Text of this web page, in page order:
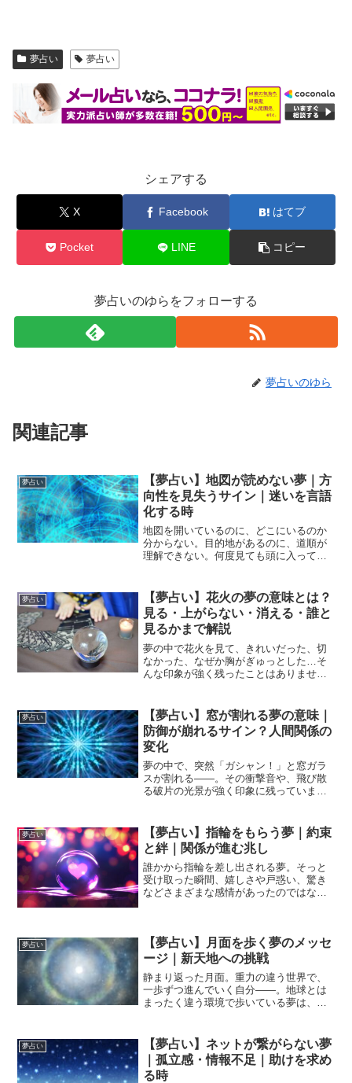
夢占い 夢占い
シェアする
X Facebook はてブ
Pocket LINE コピー
夢占いのゆらをフォローする
夢占いのゆら
関連記事
夢占い
【夢占い】地図が読めない夢｜方
向性を見失うサイン｜迷いを言語
化する時
地図を開いているのに、どこにいるのか
分からない。目的地があるのに、道順が
理解できない。何度見ても頭に入ってこ
人生の方向性を見失っているサインで
す。特に女性は、仕事・恋愛...
夢占い
【夢占い】花火の夢の意味とは？
見る・上がらない・消える・誰と
見るかまで解説
夢の中で花火を見て、きれいだった、切
なかった、なぜか胸がぎゅっとした…そ
んな印象が強く残ったことはありません
いて消える花火は、喜び・恋・期待・儚
さ・ピークを迎える感...
夢占い
【夢占い】窓が割れる夢の意味｜
防御が崩れるサイン？人間関係の
変化
夢の中で、突然「ガシャン！」と窓ガラ
スが割れる――。その衝撃音や、飛び散
る破片の光景が強く印象に残っていませ
ー」「自分を守る防御」を象徴します。
その窓が割れるということは...
夢占い
【夢占い】指輪をもらう夢｜約束
と絆｜関係が進む兆し
誰かから指輪を差し出される夢。そっと
受け取った瞬間、嬉しさや戸惑い、驚き
などさまざまな感情があったのではない
情や信頼、責任を受け取るこ...
夢占い
【夢占い】月面を歩く夢のメッセ
ージ｜新天地への挑戦
静まり返った月面。重力の違う世界で、
一歩ずつ進んでいく自分――。地球とは
まったく違う環境で歩いている夢は、と
いて「月」は、・感情・女性性・無意
識・繊細な心を象徴します。...
夢占い
【夢占い】ネットが繋がらない夢
｜孤立感・情報不足｜助けを求め
る時